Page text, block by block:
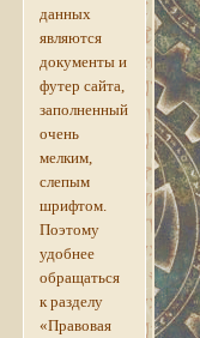
данных
являются
документы и
футер сайта,
заполненный
очень
мелким,
слепым
шрифтом.
Поэтому
удобнее
обращаться
к разделу
«Правовая